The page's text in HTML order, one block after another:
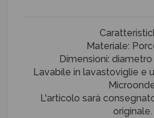
Materiale:
Dimensioni:
Lavabile in lavastoviglie e
L'articolo sarà
originale.